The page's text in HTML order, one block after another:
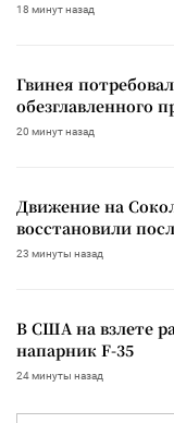
18 минут назад
Гвинея
обезглавленного
20 минут назад
Движение на
восстановили
23 минуты назад
В США на взлете
напарник F-35
24 минуты назад